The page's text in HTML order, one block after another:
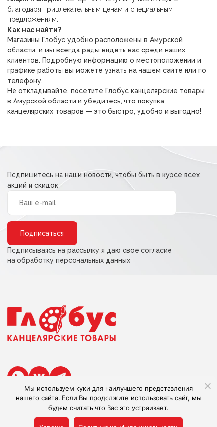
благодаря привлекательным ценам и специальным
предложениям.
Как нас найти?
Магазины Глобус удобно расположены в Амурской
области, и мы всегда рады видеть вас среди наших
клиентов. Подробную информацию о местоположении и
графике работы вы можете узнать на нашем сайте или по
телефону.
Не откладывайте, посетите Глобус канцелярские товары
в Амурской области и убедитесь, что покупка
канцелярских товаров — это быстро, удобно и выгодно!
Подпишитесь на наши новости, чтобы быть в курсе всех
акций и скидок
Подписываясь на рассылку я даю свое согласие
на обработку персональных данных
Сделано в Adlibis
Мы используем куки для наилучшего представления
нашего сайта. Если Вы продолжите использовать сайт, мы
будем считать что Вас это устраивает.